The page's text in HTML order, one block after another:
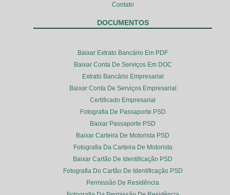
Contato
DOCUMENTOS
Baixar Extrato Bancário Em PDF
Baixar Conta De Serviços Em DOC
Extrato Bancário Empresarial
Baixar Conta De Serviços Empresarial
Certificado Empresarial
Fotografia De Passaporte PSD
Baixar Passaporte PSD
Baixar Carteira De Motorista PSD
Fotografia Da Carteira De Motorista
Baixar Cartão De Identificação PSD
Fotografia Do Cartão De Identificação PSD
Permissão De Residência